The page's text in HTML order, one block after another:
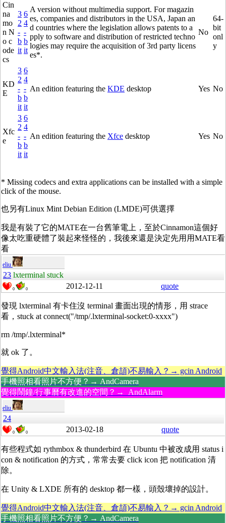
Cin
na
mo
n N
o c
ode
cs
3
2
-
b
it
6
4
-
b
it
A version without multimedia support. For magazin
es, companies and distributors in the USA, Japan an
d countries where the legislation allows patents to a
pply to software and distribution of restricted techno
logies may require the acquisition of 3rd party licens
es*.
No
64-
bit
onl
y
KD
E
3
2
-
b
it
6
4
-
b
it
An edition featuring the KDE desktop Yes No
Xfc
e
3
2
-
b
it
6
4
-
b
it
An edition featuring the Xfce desktop Yes No
* Missing codecs and extra applications can be installed with a simple
click of the mouse.
也另有Linux Mint Debian Edition (LMDE)可供選擇
我是有裝了它的MATE在一台舊筆電上，至於Cinnamon這個好
像太吃重硬體了裝起來怪怪的，我後來還是決定先用用MATE看
看
eliu
23 lxterminal stuck
0 0 2012-12-11 quote
發現 lxterminal 有卡住沒 terminal 畫面出現的情形，用 strace
看，stuck at connect("/tmp/.lxterminal-socket:0-xxxx")
rm /tmp/.lxterminal*
就 ok 了。
覺得Android中文輸入法(注音、倉頡)不易輸入？→ gcin Android
手機照相看照片不方便？→ AndCamera
覺得鬧鐘/行事曆有改進的空間？→ AndAlarm
eliu
24
0 0 2013-02-18 quote
有些程式如 rythmbox & thunderbird 在 Ubuntu 中被改成用 status i
con & notification 的方式，常常去要 click icon 把 notification 清
除。
在 Unity & LXDE 所有的 desktop 都一樣，頭殼壞掉的設計。
覺得Android中文輸入法(注音、倉頡)不易輸入？→ gcin Android
手機照相看照片不方便？→ AndCamera